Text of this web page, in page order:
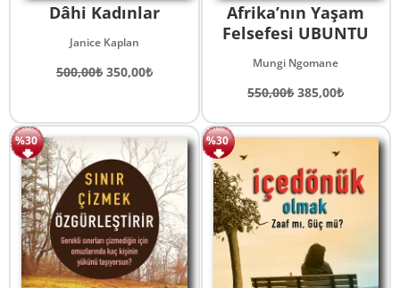
Dâhi Kadınlar
Janice Kaplan
500,00₺ Orijinal
350,00₺Şu
350,00₺.
Afrika’nın Yaşam
Felsefesi UBUNTU
Mungi Ngomane
550,00₺Orijinal
550,00₺.
385,00₺Şu
fiyat:
%30 %30